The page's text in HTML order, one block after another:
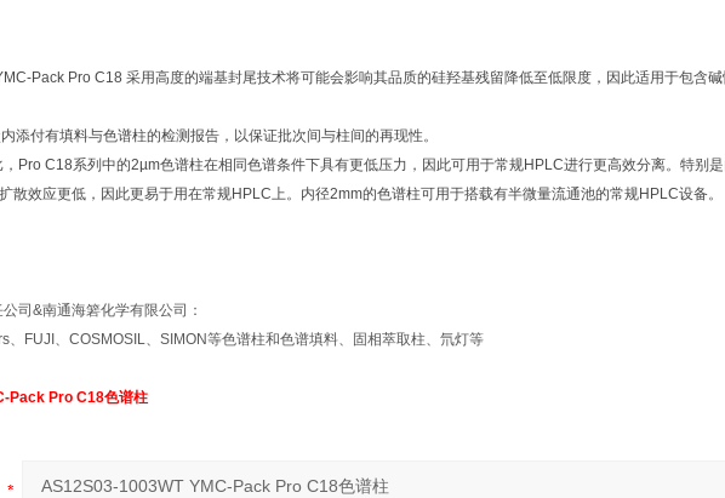
Pack Pro C18 采用高度的端基封尾技术将可能会影响其品质的硅羟基残留降低至低限度，因此适用于包含
添付有填料与色谱柱的检测报告，以保证批次间与柱间的再现性。
Pro C18系列中的2µm色谱柱在相同色谱条件下具有更低压力，因此可用于常规HPLC进行更高效分离。特别
散效应更低，因此更易于用在常规HPLC上。内径2mm的色谱柱可用于搭载有半微量流通池的常规HPLC设备。
司&南通海箬化学有限公司：
、FUJI、COSMOSIL、SIMON等色谱柱和色谱填料、固相萃取柱、氘灯等
Pack Pro C18色谱柱